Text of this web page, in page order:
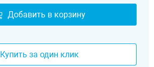
Добавить в корзину
Купить за один клик